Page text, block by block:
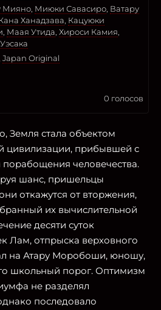
Мияно Миюки Савасиро Ватару
Ханадзава Кацуюки
Маая Утида Хироси Камия
Japan Original
0 голосов
Земля стала объектом
цивилизации, прибывшей с
человечества.
шанс, пришельцы
откажутся от вторжения,
их вычислительной
десяти суток
Лам, отпрыска верховного
на Атару Моробоши, юношу,
школьный порог. Оптимизм
не разделял
последовало